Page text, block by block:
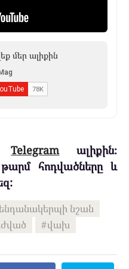
մեր ալիքին
Telegramալիքին։
հոդվածները և
նշան
վախ